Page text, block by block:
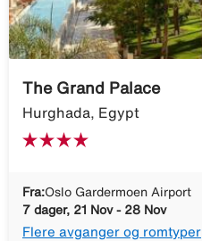
The Grand Palace
Hurghada, Egypt
Fra:Oslo Gardermoen Airport
7 dager, 21 Nov - 28 Nov
Flere avganger og romtyper